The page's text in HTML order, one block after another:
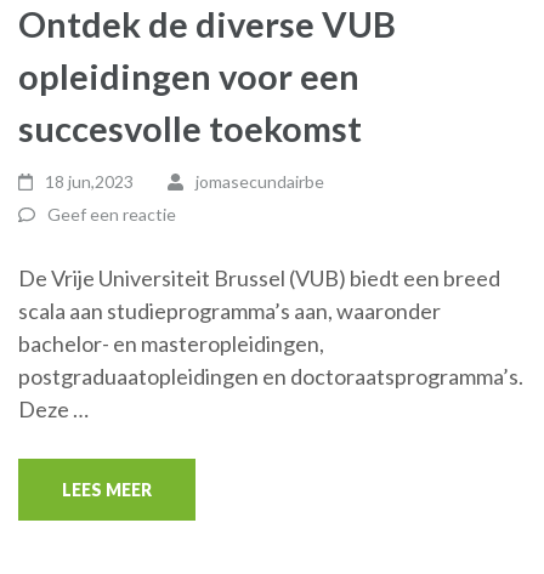
Ontdek de diverse VUB
opleidingen voor een
succesvolle toekomst
18 jun,2023
jomasecundairbe
Geef een reactie
De Vrije Universiteit Brussel (VUB) biedt een breed
scala aan studieprogramma’s aan, waaronder
bachelor- en masteropleidingen,
postgraduaatopleidingen en doctoraatsprogramma’s.
Deze …
LEES MEER